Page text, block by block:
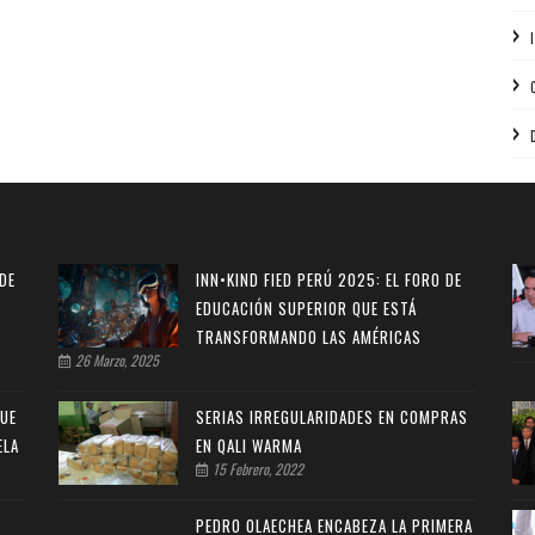
INN•KIND FIED PERÚ 2025: EL FORO DE
EDUCACIÓN SUPERIOR QUE ESTÁ
TRANSFORMANDO LAS AMÉRICAS
26 Marzo, 2025
SERIAS IRREGULARIDADES EN COMPRAS
EN QALI WARMA
15 Febrero, 2022
PEDRO OLAECHEA ENCABEZA LA PRIMERA